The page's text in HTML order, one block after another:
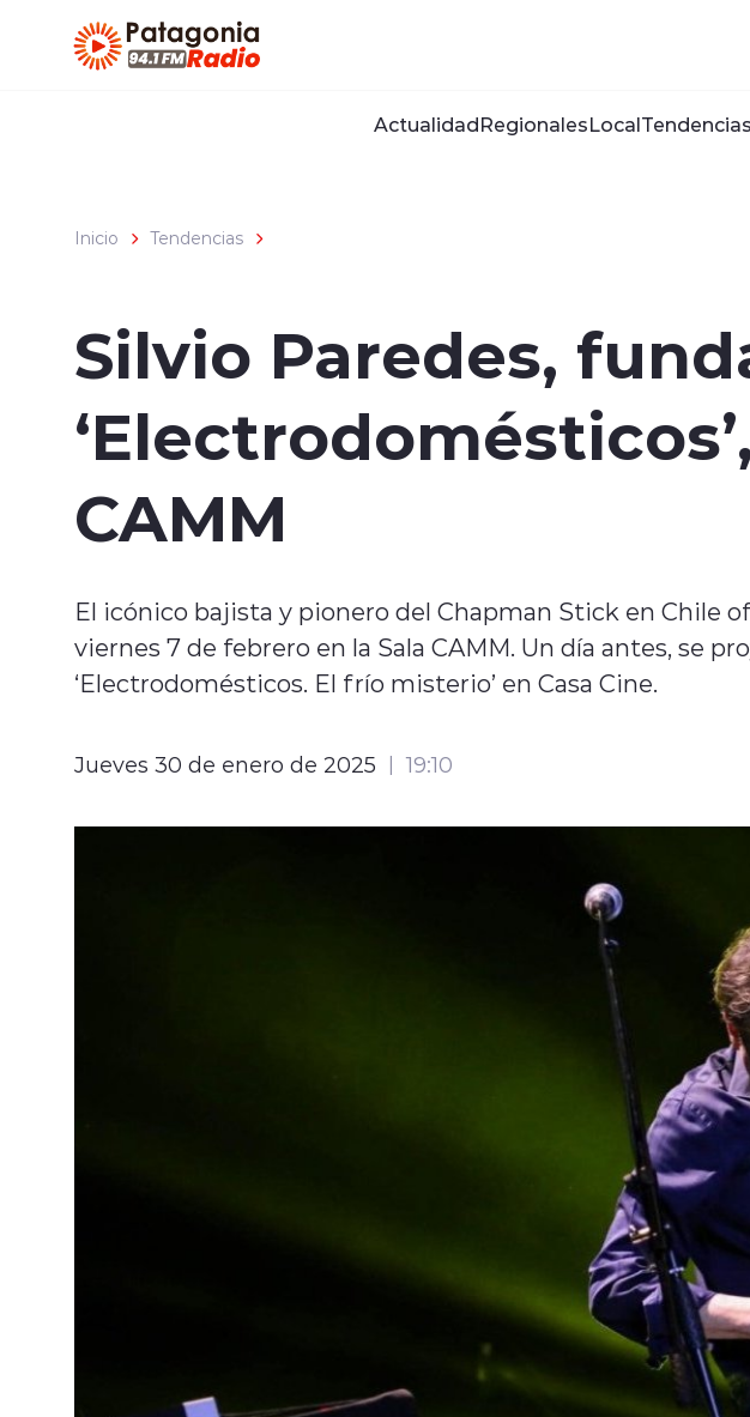
ActualidadRegionalesLocalTendencias
Inicio Tendencias
Silvio Paredes,
CAMM
El icónico bajista y pionero del Chapman Stick en Chile
viernes 7 de febrero en la Sala CAMM. Un día antes, se
‘Electrodomésticos. El frío misterio’ en Casa Cine.
Jueves 30 de enero de 2025 19:10